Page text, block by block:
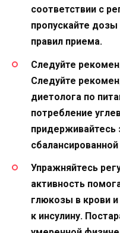
соответствии с
пропускайте
правил приема.
Следуйте
Следуйте
диетолога по
потребление
придерживайтесь
Упражняйтесь
активность
глюкозы в крови
к инсулину.